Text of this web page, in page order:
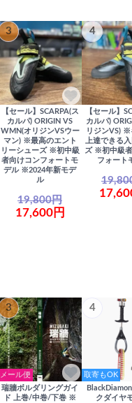
3
【セール】SCARPA(ス
カルパ) ORIGIN VS
WMN(オリジンVSウー
マン) ※最高のエント
リーシューズ ※初中級
者向けコンフォートモ
デル ※2024年新モデ
ル
19,800円
17,600円
4
【セール】
カルパ)
リジンVS) ※
上達できる
ズ ※初中級
フォート
3
メール便
瑞牆ボルダリングガイ
ド 上巻/中巻/下巻 ※
4
取寄もOK
クダイヤ